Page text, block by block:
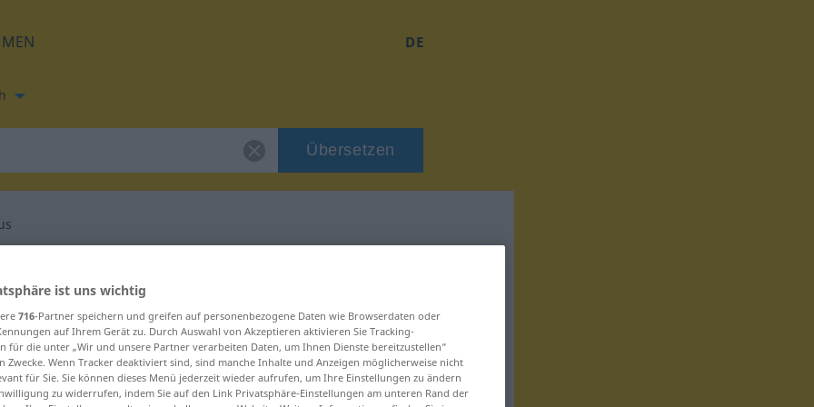
DE
Übersetzen
für "Lagerhaus"
ist uns wichtig
716-Partner speichern und greifen auf personenbezogene Daten wie Browserdaten oder
auf Ihrem Gerät zu. Durch Auswahl von Akzeptieren aktivieren Sie Tracking-
für die unter „Wir und unsere Partner verarbeiten Daten, um Ihnen Dienste bereitzustellen“
Zwecke. Wenn Tracker deaktiviert sind, sind manche Inhalte und Anzeigen möglicherweise nicht
für Sie. Sie können dieses Menü jederzeit wieder aufrufen, um Ihre Einstellungen zu ändern
zu widerrufen, indem Sie auf den Link Privatsphäre-Einstellungen am unteren Rand der